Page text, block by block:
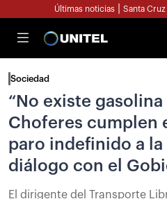
Últimas noticias Santa Cruz
Sociedad
“No existe
Choferes cumplen
paro indefinido a la
diálogo con el
El dirigente del Transporte